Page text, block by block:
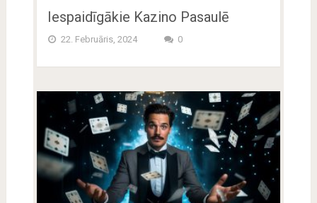
Iespaidīgākie Kazino Pasaulē
22. Februāris, 2024 0